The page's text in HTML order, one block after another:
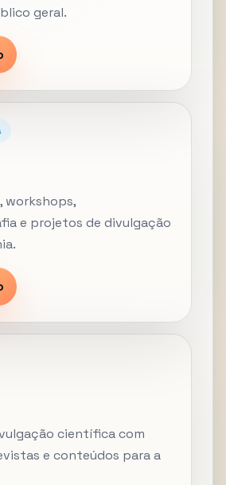
geral.
workshops,
e projetos de divulgação
científica com
e conteúdos para a